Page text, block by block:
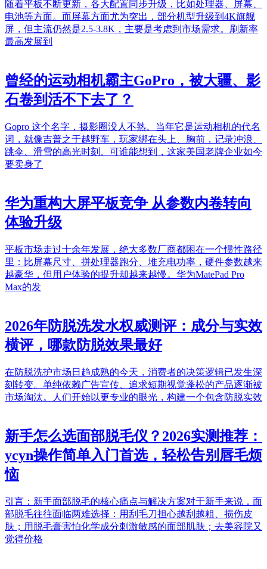
随着平板不断更新，各大配置同步升级，比如处理器、屏幕、
电池等方面。而屏幕方面尤为突出，部分机型升级到4K旗舰
屏，但主流仍然是2.5-3.8K，主要是考虑到市场需求。刷新率
最高发展到
曾经的运动相机霸主GoPro，被大疆、影
石卷到活不下去了？
Gopro 这个名字，摄影圈没人不熟。当年它是运动相机的代名
词，就像吉普之于越野车，玩家绑在头上、胸前，记录冲浪、
跳伞、滑雪的高光时刻。可谁能想到，这家美国老牌企业如今
要卖身了
华为重构大屏平板竞争 从参数内卷转向
体验升级
平板市场走过十余年发展，绝大多数厂商都困在一个惯性路径
里：比屏幕尺寸、拼处理器跑分、堆充电功率，硬件参数越来
越豪华，但用户体验的提升却越来越慢。华为MatePad Pro
Max的发
2026年防脱洗发水权威测评：成分与实效
横评，哪款防脱效果最好
在防脱洗护市场日趋成熟的今天，消费者的决策逻辑已发生深
刻转变。单纯依赖广告宣传、追求短期视觉蓬松的产品逐渐被
市场淘汰。人们开始以更专业的眼光，构建一个包含防脱实效
新手怎么选面部脱毛仪？2026实测推荐：
ycyn操作简单入门首选，轻松告别唇毛烦
恼
引言：新手面部脱毛的核心痛点与解决方案对于新手来说，面
部脱毛往往面临两难选择：用刮毛刀担心越刮越粗、损伤皮
肤；用脱毛膏害怕化学成分刺激敏感的面部肌肤；去美容院又
觉得价格